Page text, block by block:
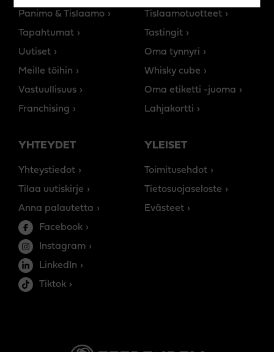
Panimo & Tislaamo
Tapahtumat
Uutiset
Meille töihin
Vastuullisuus
Franchising
Tislaamotuotteet
Tastingit
Oma tynnyri
Whisky cube
Oma etiketti -juoma
Lahjakortti
YHTEYDET
Yhteystiedot
Tilaa uutiskirje
Anna palautetta
Facebook
Instagram
LinkedIn
Tiktok
YLEISET
Toimitusehdot
Tietosuojaseloste
Evästeet